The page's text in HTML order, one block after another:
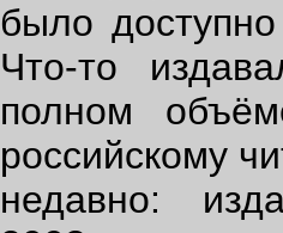
было
Что-то
полном
российскому
недавно: